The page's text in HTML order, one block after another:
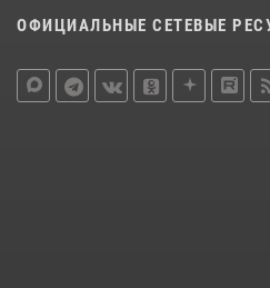
ОФИЦИАЛЬНЫЕ СЕТЕВЫЕ